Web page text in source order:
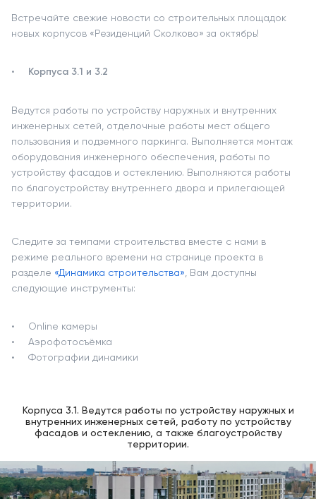
Встречайте свежие новости со строительных площадок
новых корпусов «Резиденций Сколково» за октябрь!
Корпуса 3.1 и 3.2
Ведутся работы по устройству наружных и внутренних
инженерных сетей, отделочные работы мест общего
пользования и подземного паркинга. Выполняется монтаж
оборудования инженерного обеспечения, работы по
устройству фасадов и остеклению. Выполняются работы
по благоустройству внутреннего двора и прилегающей
территории.
Следите за темпами строительства вместе с нами в
режиме реального времени на странице проекта в
разделе «Динамика строительства» , Вам доступны
следующие инструменты:
Online камеры
Аэрофотосъёмка
Фотографии динамики
Корпуса 3.1. Ведутся работы по устройству наружных и
внутренних инженерных сетей, работу по устройству
фасадов и остеклению, а также благоустройству
территории.